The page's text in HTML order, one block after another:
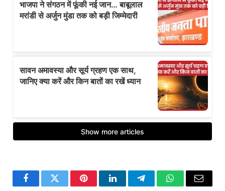
FacebookTwitter PinterestLinkedInTelegramWhatsApp
Email